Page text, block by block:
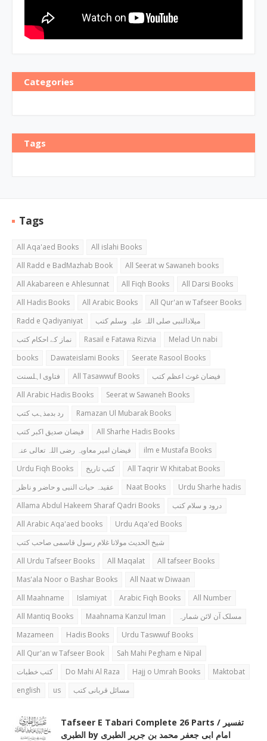
Categories
Tags
Tags
All Aqa'aed Books
All islahi Books
All Radd e BadMazhab Book
All Seerat w Sawaneh books
All Akabareen e Ahlesunnat
All Fiqh Books
All Darsi Books
All Hadis Books
All Arabic Books
All Qur'an w Tafseer Books
Radd e Qadiyaniyat
میلادالنبی صلی اللہ علیہ وسلم کتب
نماز کے احکام کتب
Rasail e Fatawa Rizvia
Melad Un nabi
books
Dawateislami Books
Seerate Rasool Books
فتاوی اہلسنت
All Tasawwuf Books
فیضان غوث اعظم کتب
All Arabic Hadis Books
Seerat w Sawaneh Books
رد بدمذہب کتب
Ramazan Ul Mubarak Books
فیضان صدیق اکبر کتب
All Sharhe Hadis Books
فیضان امیر معاویہ رضی اللہ تعالی عنہ
ilm e Mustafa Books
Urdu Fiqh Books
کتب تاریخ
All Taqrir W Khitabat Books
عقیدہ حیات النبی و حاضر و ناظر
Naat Books
Urdu Sharhe hadis
Allama Abdul Hakeem Sharaf Qadri Books
درود و سلام کتب
All Arabic Aqa'aed books
Urdu Aqa'ed Books
شیخ الحدیث مولانا غلام رسول قاسمی صاحب کتب
All Urdu Tafseer Books
All Maqalat
All tafseer Books
Mas'ala Noor o Bashar Books
All Naat w Diwaan
All Maahname
Islamiyat Arabic Fiqh Books
All Number
All Mantiq Books
Maahnama Kanzul Iman
مسلک آن لائن شمارہ
Mazameen
Hadis Books
Urdu Taswwuf Books
All Qur'an w Tafseer Book
Sah Mahi Pegham e Nipal
کتب خطبات
Do Mahi Al Raza Hajj o Umrah Books
Maktobat
english
us مسائل قربانی کتب
Tafseer E Tabari Complete 26 Parts / تفسیر
الطبری by امام ابی جعفر محمد بن جریر الطبری